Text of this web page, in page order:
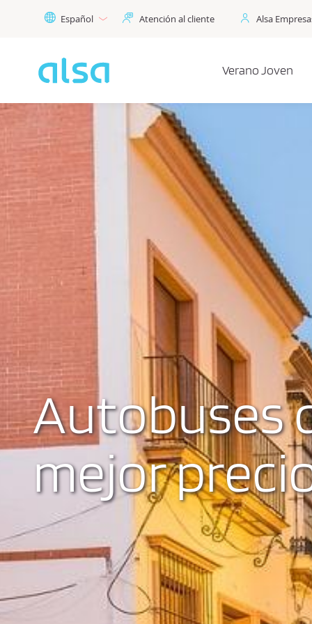
Saltar al contenido principal
Español Atención al cliente Alsa
Verano Joven
Autobuses
mejor